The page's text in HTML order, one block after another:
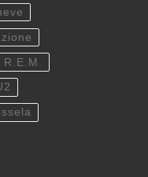
R.E.M.